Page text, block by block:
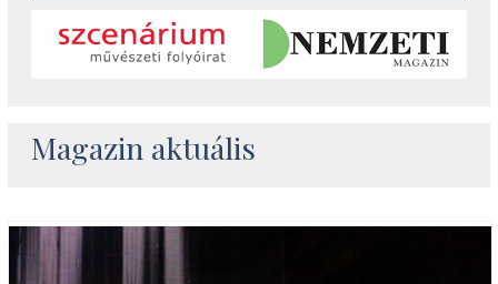
Magazin aktuális